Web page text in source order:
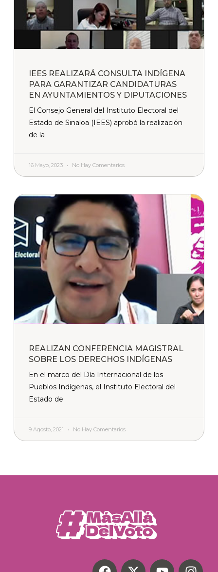
IEES REALIZARÁ CONSULTA INDÍGENA
PARA GARANTIZAR CANDIDATURAS
EN AYUNTAMIENTOS Y DIPUTACIONES
El Consejo General del Instituto Electoral del
Estado de Sinaloa (IEES) aprobó la realización
de la
16 Mayo, 2023 No Hay Comentarios
REALIZAN CONFERENCIA MAGISTRAL
SOBRE LOS DERECHOS INDÍGENAS
En el marco del Día Internacional de los
Pueblos Indígenas, el Instituto Electoral del
Estado de
9 Agosto, 2021 No Hay Comentarios